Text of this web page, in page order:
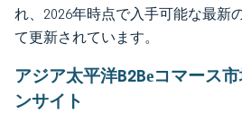
れ、2026年時点で入手可能な最新
て更新されています。
アジア太平洋B2Bеコマース
ンサイト